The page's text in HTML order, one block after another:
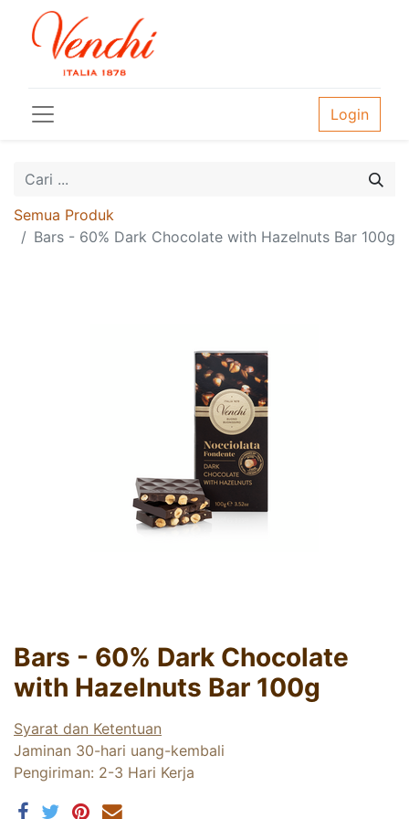
Login
Semua Produk
Bars - 60% Dark Chocolate with Hazelnuts Bar 100g
Bars - 60% Dark Chocolate
with Hazelnuts Bar 100g
Syarat dan Ketentuan
Jaminan 30-hari uang-kembali
Pengiriman: 2-3 Hari Kerja